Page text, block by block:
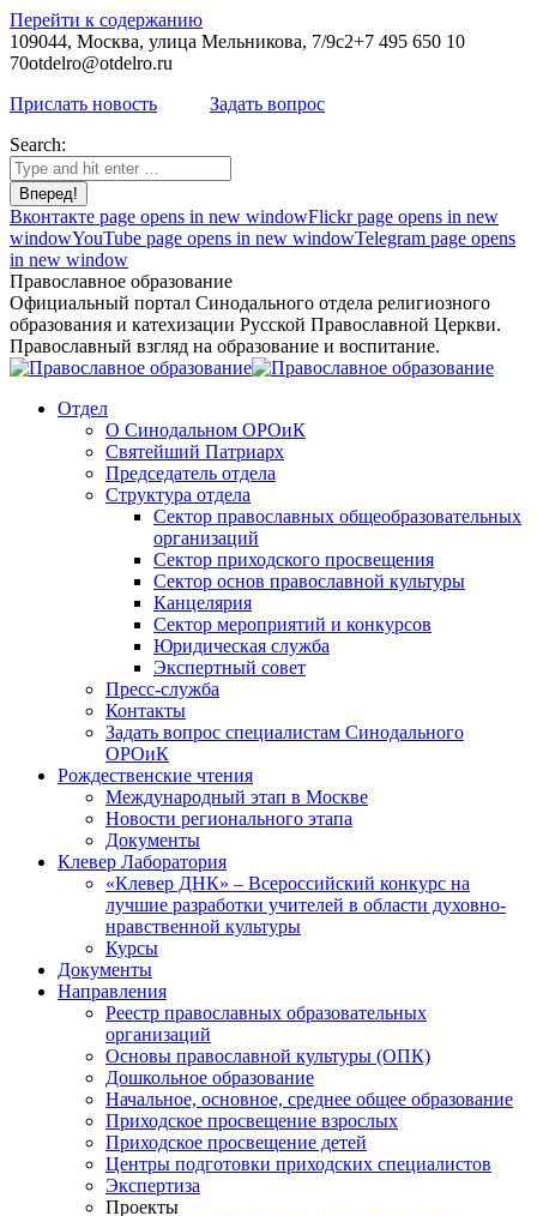
Перейти к содержанию
109044, Москва, улица Мельникова, 7/9с2+7 495 650 10
70otdelro@otdelro.ru
Прислать новость
Задать вопрос
Search:
Вконтакте page opens in new windowFlickr page opens in new
windowYouTube page opens in new windowTelegram page opens
in new window
Православное образование
Официальный портал Синодального отдела религиозного
образования и катехизации Русской Православной Церкви.
Православный взгляд на образование и воспитание.
Отдел
О Синодальном ОРОиК
Святейший Патриарх
Председатель отдела
Структура отдела
Сектор православных общеобразовательных
организаций
Сектор приходского просвещения
Сектор основ православной культуры
Канцелярия
Сектор мероприятий и конкурсов
Юридическая служба
Экспертный совет
Пресс-служба
Контакты
Задать вопрос специалистам Синодального
ОРОиК
Рождественские чтения
Международный этап в Москве
Новости регионального этапа
Документы
Клевер Лаборатория
«Клевер ДНК» – Всероссийский конкурс на
лучшие разработки учителей в области духовно-
нравственной культуры
Курсы
Документы
Направления
Реестр православных образовательных
организаций
Основы православной культуры (ОПК)
Дошкольное образование
Начальное, основное, среднее общее образование
Приходское просвещение взрослых
Приходское просвещение детей
Центры подготовки приходских специалистов
Экспертиза
Проекты